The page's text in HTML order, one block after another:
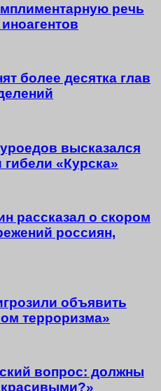
речь
более десятка глав
высказался
«Курска»
рассказал о скором
россиян,
объявить
терроризма»
вопрос: должны